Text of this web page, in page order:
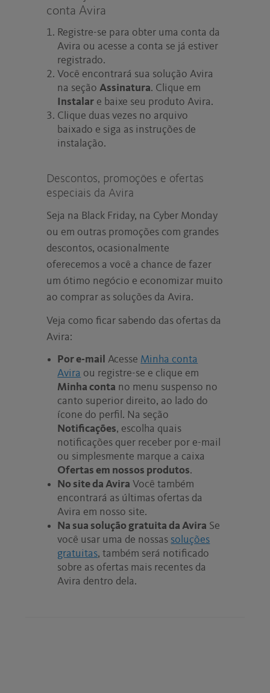
conta Avira
Registre-se para obter uma conta da
Avira ou acesse a conta se já estiver
registrado.
Você encontrará sua solução Avira
na seçãoAssinatura. Clique em
Instalar e baixe seu produto Avira.
Clique duas vezes no arquivo
baixado e siga as instruções de
instalação.
Descontos, promoções e ofertas
especiais da Avira
Seja na Black Friday, na Cyber Monday
ou em outras promoções com grandes
descontos, ocasionalmente
oferecemos a você a chance de fazer
um ótimo negócio e economizar muito
ao comprar as soluções da Avira.
Veja como ficar sabendo das ofertas da
Avira:
Por e-mail Acesse Minha conta
Avira ou registre-se e clique em
Minha conta no menu suspenso no
canto superior direito, ao lado do
ícone do perfil. Na seção
Notificações, escolha quais
notificações quer receber por e-mail
ou simplesmente marque a caixa
Ofertas em nossos produtos.
No site da Avira Você também
encontrará as últimas ofertas da
Avira em nosso site.
Na sua solução gratuita da Avira Se
você usar uma de nossas soluções
gratuitas, também será notificado
sobre as ofertas mais recentes da
Avira dentro dela.